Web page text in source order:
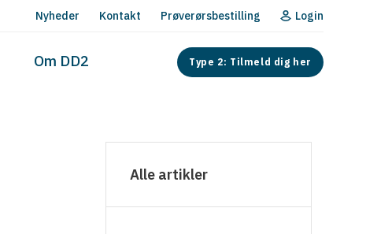
Nyheder Kontakt Prøverørsbestilling Login
Om DD2 Type 2: Tilmeld dig her
Alle artikler